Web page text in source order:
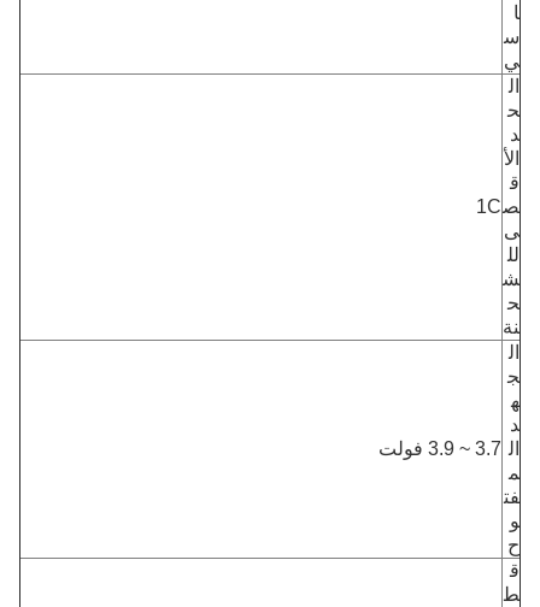
ا
س
ي
ال
ح
د
الأ
ق
ص
ى
لل
ش
ح
نة
1C
ال
ج
ه
د
ال
م
فت
و
ح
3.7 ~ 3.9 فولت
ق
ط